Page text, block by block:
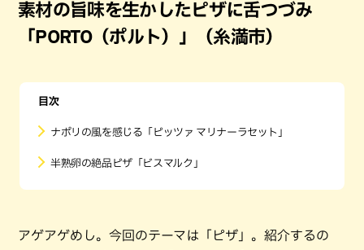
素材の旨味を生かしたピザに舌つづみ
「PORTO（ポルト）」（糸満市）
目次
ナポリの風を感じる「ピッツァ マリナーラセット」
半熟卵の絶品ピザ「ビスマルク」
アゲアゲめし。今回のテーマは「ピザ」。紹介するの